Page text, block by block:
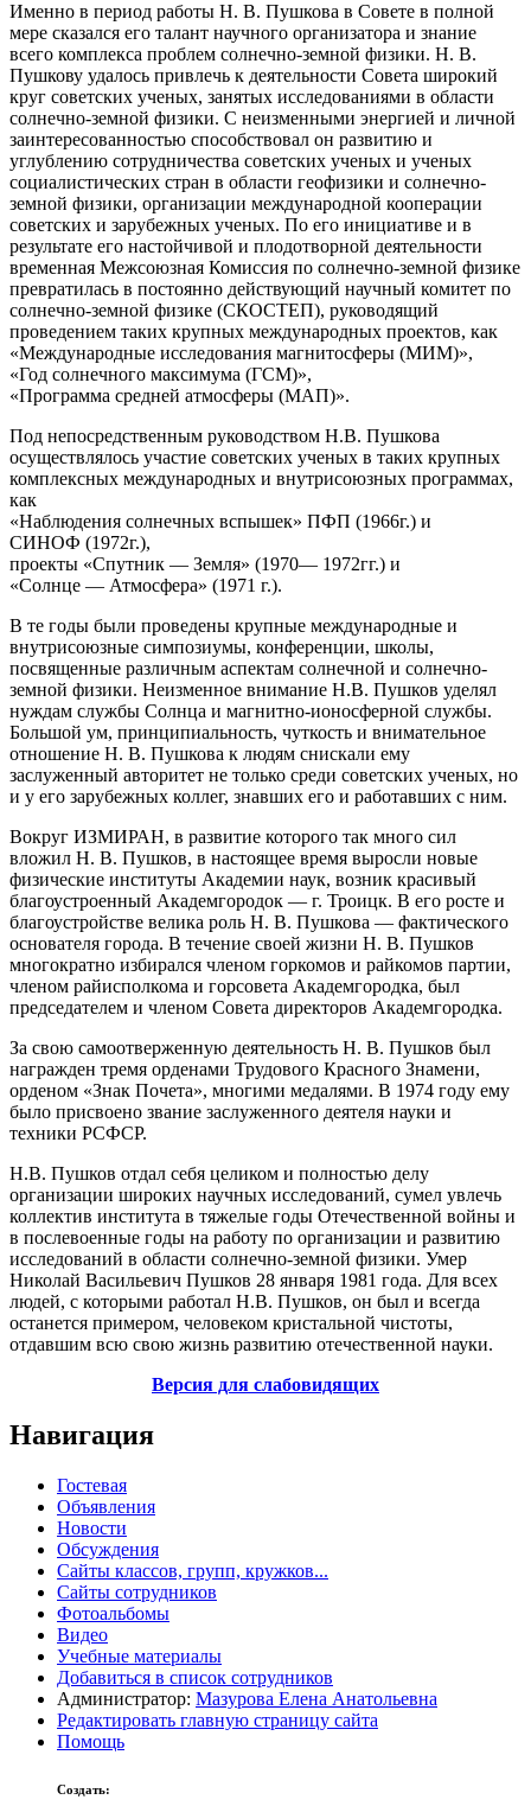
Именно в период работы Н. В. Пушкова в Совете в полной
мере сказался его талант научного организатора и знание
всего комплекса проблем солнечно-земной физики. Н. В.
Пушкову удалось привлечь к деятельности Совета широкий
круг советских ученых, занятых исследованиями в области
солнечно-земной физики. С неизменными энергией и личной
заинтересованностью способствовал он развитию и
углублению сотрудничества советских ученых и ученых
социалистических стран в области геофизики и солнечно-
земной физики, организации международной кооперации
советских и зарубежных ученых. По его инициативе и в
результате его настойчивой и плодотворной деятельности
временная Межсоюзная Комиссия по солнечно-земной физике
превратилась в постоянно действующий научный комитет по
солнечно-земной физике (СКОСТЕП), руководящий
проведением таких крупных международных проектов, как
«Международные исследования магнитосферы (МИМ)»,
«Год солнечного максимума (ГСМ)»,
«Программа средней атмосферы (МАП)».
Под непосредственным руководством Н.В. Пушкова
осуществлялось участие советских ученых в таких крупных
комплексных международных и внутрисоюзных программах,
как
«Наблюдения солнечных вспышек» ПФП (1966г.) и
СИНОФ (1972г.),
проекты «Спутник — Земля» (1970— 1972гг.) и
«Солнце — Атмосфера» (1971 г.).
В те годы были проведены крупные международные и
внутрисоюзные симпозиумы, конференции, школы,
посвященные различным аспектам солнечной и солнечно-
земной физики. Неизменное внимание Н.В. Пушков уделял
нуждам службы Солнца и магнитно-ионосферной службы.
Большой ум, принципиальность, чуткость и внимательное
отношение Н. В. Пушкова к людям снискали ему
заслуженный авторитет не только среди советских ученых, но
и у его зарубежных коллег, знавших его и работавших с ним.
Вокруг ИЗМИРАН, в развитие которого так много сил
вложил Н. В. Пушков, в настоящее время выросли новые
физические институты Академии наук, возник красивый
благоустроенный Академгородок — г. Троицк. В его росте и
благоустройстве велика роль Н. В. Пушкова — фактического
основателя города. В течение своей жизни Н. В. Пушков
многократно избирался членом горкомов и райкомов партии,
членом райисполкома и горсовета Академгородка, был
председателем и членом Совета директоров Академгородка.
За свою самоотверженную деятельность Н. В. Пушков был
награжден тремя орденами Трудового Красного Знамени,
орденом «Знак Почета», многими медалями. В 1974 году ему
было присвоено звание заслуженного деятеля науки и
техники РСФСР.
Н.В. Пушков отдал себя целиком и полностью делу
организации широких научных исследований, сумел увлечь
коллектив института в тяжелые годы Отечественной войны и
в послевоенные годы на работу по организации и развитию
исследований в области солнечно-земной физики. Умер
Николай Васильевич Пушков 28 января 1981 года. Для всех
людей, с которыми работал Н.В. Пушков, он был и всегда
останется примером, человеком кристальной чистоты,
отдавшим всю свою жизнь развитию отечественной науки.
Версия для слабовидящих
Навигация
Гостевая
Объявления
Новости
Обсуждения
Сайты классов, групп, кружков...
Сайты сотрудников
Фотоальбомы
Видео
Учебные материалы
Добавиться в список сотрудников
Администратор: Мазурова Елена Анатольевна
Редактировать главную страницу сайта
Помощь
Создать: